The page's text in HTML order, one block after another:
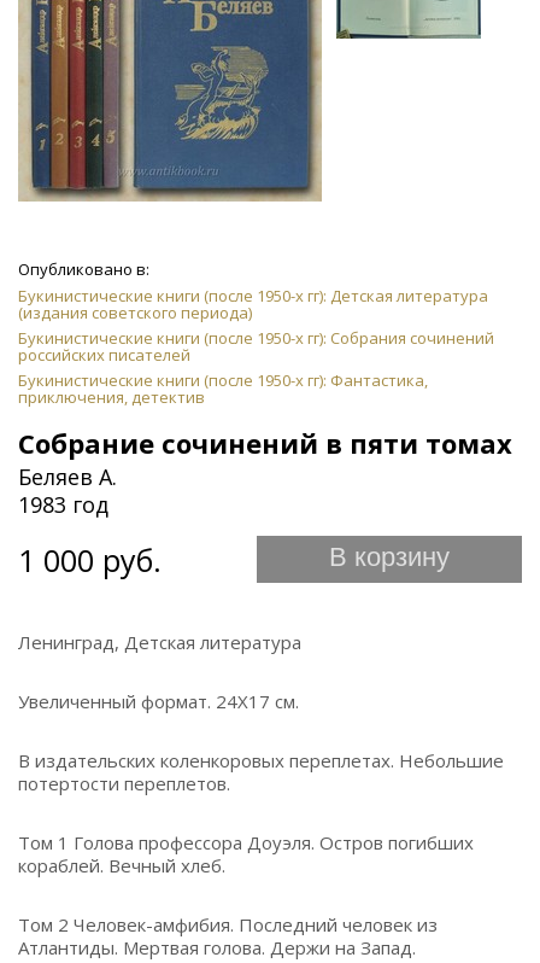
Опубликовано в:
Букинистические книги (после 1950-х гг): Детская литература
(издания советского периода)
Букинистические книги (после 1950-х гг): Собрания сочинений
российских писателей
Букинистические книги (после 1950-х гг): Фантастика,
приключения, детектив
Собрание сочинений в пяти томах
Беляев А.
1983 год
1 000 руб. В корзину
Ленинград, Детская литература
Увеличенный формат. 24Х17 см.
В издательских коленкоровых переплетах. Небольшие
потертости переплетов.
Том 1 Голова профессора Доуэля. Остров погибших
кораблей. Вечный хлеб.
Том 2 Человек-амфибия. Последний человек из
Атлантиды. Мертвая голова. Держи на Запад.